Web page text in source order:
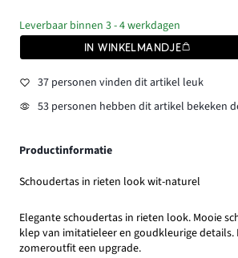
Leverbaar binnen 3 - 4 werkdagen
IN WINKELMANDJE
37 personen vinden dit artikel leuk
53 personen hebben dit artikel bekeken
Productinformatie
Schoudertas in rieten look wit-naturel
Elegante schoudertas in rieten look. Mooie
klep van imitatieleer en goudkleurige details.
zomeroutfit een upgrade.